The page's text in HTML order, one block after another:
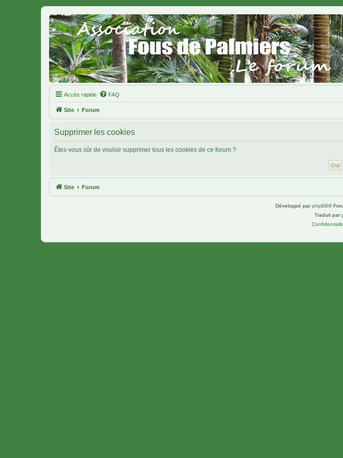
Accès rapide FAQ
Site Forum
Supprimer les cookies
Êtes-vous sûr de vouloir supprimer tous les cookies de ce forum ?
Site Forum
Développé parphpBB®
Traduit par